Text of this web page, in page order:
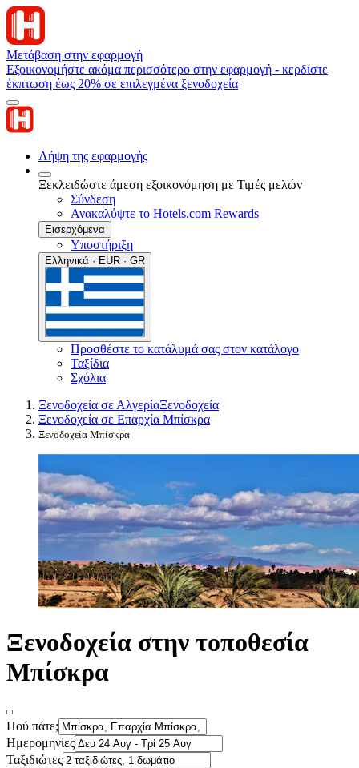
Μετάβαση στην εφαρμογή
Εξοικονομήστε ακόμα περισσότερο στην εφαρμογή - κερδίστε
έκπτωση έως 20% σε επιλεγμένα ξενοδοχεία
Λήψη της εφαρμογής
Ξεκλειδώστε άμεση εξοικονόμηση με Τιμές μελών
Σύνδεση
Ανακαλύψτε το Hotels.com Rewards
Εισερχόμενα
Υποστήριξη
Ελληνικά · EUR · GR
Προσθέστε το κατάλυμά σας στον κατάλογο
Ταξίδια
Σχόλια
Ξενοδοχεία σε ΑλγερίαΞενοδοχεία
Ξενοδοχεία σε Επαρχία Μπίσκρα
Ξενοδοχεία Μπίσκρα
Ξενοδοχεία στην τοποθεσία
Μπίσκρα
Πού πάτε;
Ημερομηνίες
Ταξιδιώτες